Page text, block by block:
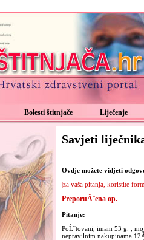
Bolesti štitnjače Liječenje
Savjeti
Ovdje možete vidjeti
|za vaša pitanja, koristite
PreporuĂ¨ena op.
Pitanje:
PoĹˇtovani, imam 53 g. ,
nepravilnim nakupinama